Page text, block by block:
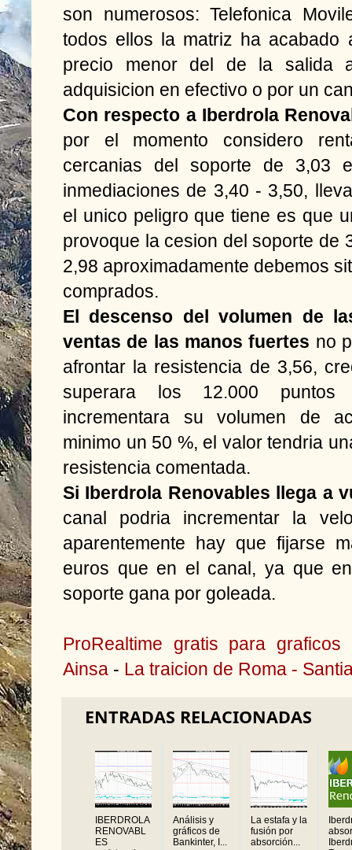
son numerosos: Telefonica
todos ellos la matriz ha acabado
precio menor del de la salida
adquisicion en efectivo o por un
Con respecto a Iberdrola
por el momento considero
cercanias del soporte de 3,03
inmediaciones de 3,40 - 3,50,
el unico peligro que tiene es que
provoque la cesion del soporte de
2,98 aproximadamente debemos
comprados.
El descenso del volumen de
ventas de las manos fuertes no
afrontar la resistencia de 3,56,
superara los 12.000 puntos
incrementara su volumen de
minimo un 50 %, el valor tendria
resistencia comentada.
Si Iberdrola Renovables llega a
canal podria incrementar la
aparentemente hay que fijarse
euros que en el canal, ya que
soporte gana por goleada.
ProRealtime gratis para graficos
Ainsa - La traicion de Roma -
ENTRADAS RELACIONADAS
IBERDROLA
RENOVABL
ES
Análisis y
gráficos de
Bankinter, I...
La estafa y la
fusión por
absorción...